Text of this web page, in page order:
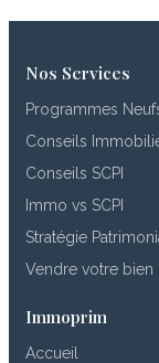
Nos Services
Programmes
Conseils
Conseils SCPI
Immo vs SCPI
Stratégie
Vendre votre bien
Immoprim
Accueil